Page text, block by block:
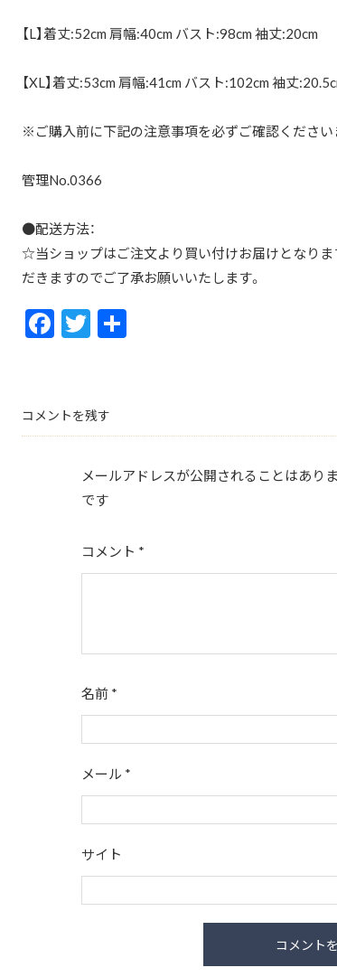
【L】着丈:52cm 肩幅:40cm バスト:98cm 袖丈:20cm
【XL】着丈:53cm 肩幅:41cm バスト:102cm 袖丈
※ご購入前に下記の注意事項を必ずご確認くださ
管理No.0366
●配送方法：
☆当ショップはご注文より買い付けお届けとなり
だきますのでご了承お願いいたします。
F
ac
b
o
T
w
er
コメントを残す
メールアドレスが公開されることはありま
です
コメント *
名前*
メール *
サイト